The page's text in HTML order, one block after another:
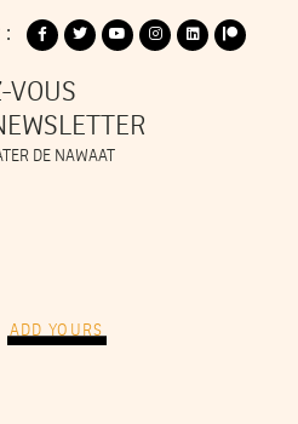
:
VOUS
DE NAWAAT
ADD YOURS